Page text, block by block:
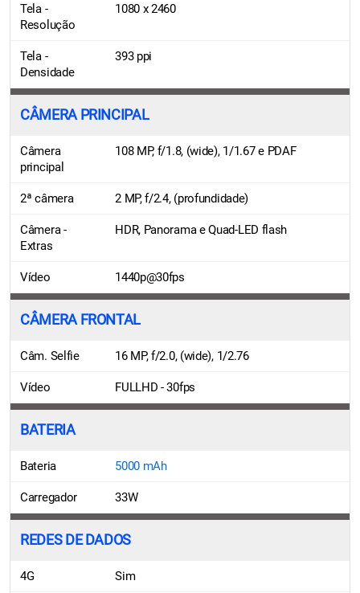
Tela -
Resolução
1080 x 2460
Tela -
Densidade
393 ppi
CÂMERA PRINCIPAL
Câmera
principal
108 MP, f/1.8, (wide), 1/1.67 e PDAF
2ª câmera 2 MP, f/2.4, (profundidade)
Câmera -
Extras
HDR, Panorama e Quad-LED flash
Vídeo 1440p@30fps
CÂMERA FRONTAL
Câm. Selfie 16 MP, f/2.0, (wide), 1/2.76
Vídeo FULLHD - 30fps
BATERIA
Bateria 5000 mAh
Carregador 33W
REDES DE DADOS
4G Sim